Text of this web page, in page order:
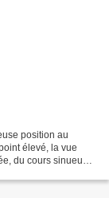
position au
élevé, la vue
du cours sinueux